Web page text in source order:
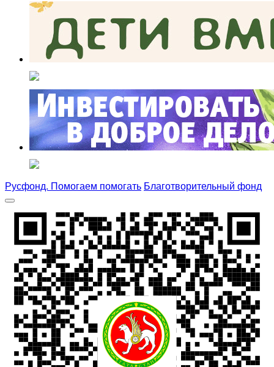
Русфонд. Помогаем помогать Благотворительный фонд